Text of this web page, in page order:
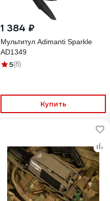
1 384 ₽
Мультитул Adimanti Sparkle
AD1349
5(8)
Купить